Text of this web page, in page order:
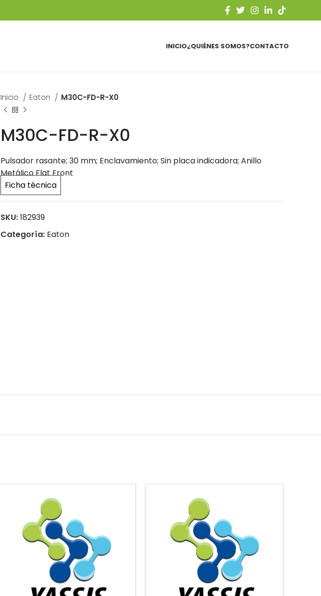
INICIO¿QUIÉNES SOMOS?CONTACTO
Inicio Eaton M30C-FD-R-X0
M30C-FD-R-X0
Pulsador rasante; 30 mm; Enclavamiento; Sin placa indicadora; Anillo
Metálico Flat Front
Ficha técnica
SKU:182939
Categoría: Eaton